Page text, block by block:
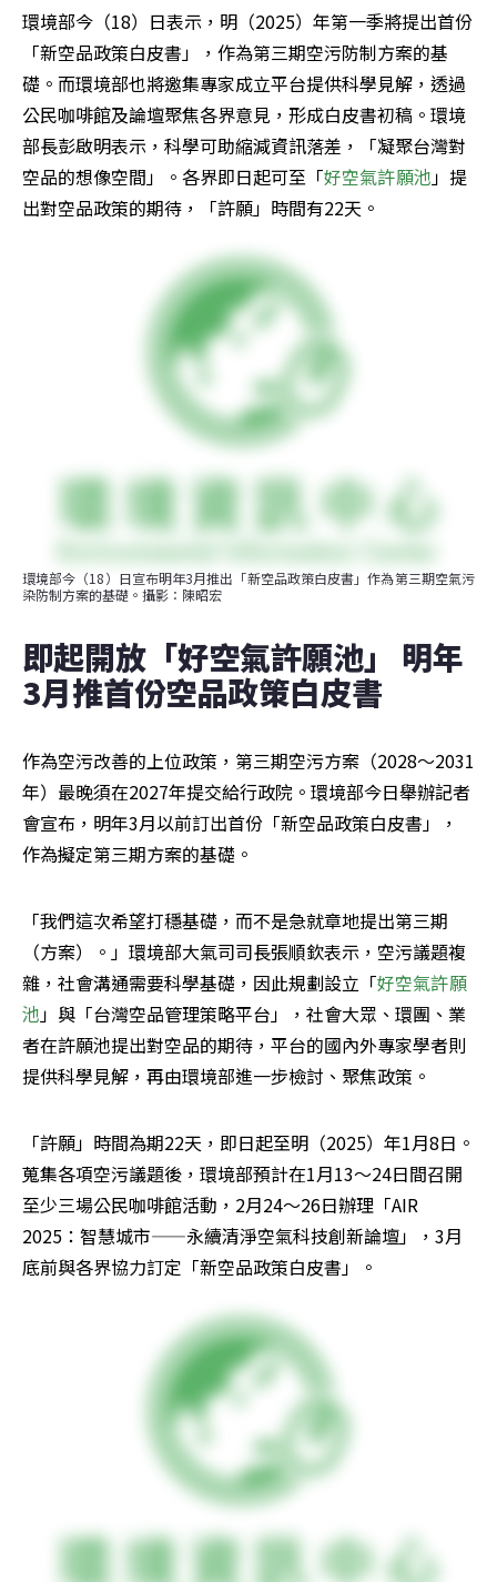
環境部今（18）日表示，明（2025）年第一季將提出首份
「新空品政策白皮書」，作為第三期空污防制方案的基
礎。而環境部也將邀集專家成立平台提供科學見解，透過
公民咖啡館及論壇聚焦各界意見，形成白皮書初稿。環境
部長彭啟明表示，科學可助縮減資訊落差，「凝聚台灣對
空品的想像空間」。各界即日起可至「好空氣許願池」提
出對空品政策的期待，「許願」時間有22天。
環境部今（18）日宣布明年3月推出「新空品政策白皮書」作為第三期空氣污
染防制方案的基礎。攝影：陳昭宏
即起開放「好空氣許願池」 明年
3月推首份空品政策白皮書
作為空污改善的上位政策，第三期空污方案（2028～2031
年）最晚須在2027年提交給行政院。環境部今日舉辦記者
會宣布，明年3月以前訂出首份「新空品政策白皮書」，
作為擬定第三期方案的基礎。
「我們這次希望打穩基礎，而不是急就章地提出第三期
（方案）。」環境部大氣司司長張順欽表示，空污議題複
雜，社會溝通需要科學基礎，因此規劃設立「好空氣許願
池」與「台灣空品管理策略平台」，社會大眾、環團、業
者在許願池提出對空品的期待，平台的國內外專家學者則
提供科學見解，再由環境部進一步檢討、聚焦政策。
「許願」時間為期22天，即日起至明（2025）年1月8日。
蒐集各項空污議題後，環境部預計在1月13～24日間召開
至少三場公民咖啡館活動，2月24～26日辦理「AIR
2025：智慧城市——永續清淨空氣科技創新論壇」，3月
底前與各界協力訂定「新空品政策白皮書」。